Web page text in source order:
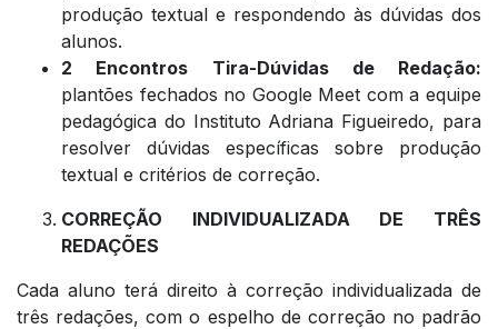
produção textual e respondendo às dúvidas dos
alunos.
2 Encontros Tira-Dúvidas de Redação:
plantões fechados no Google Meet com a equipe
pedagógica do Instituto Adriana Figueiredo, para
resolver dúvidas específicas sobre produção
textual e critérios de correção.
CORREÇÃO INDIVIDUALIZADA DE TRÊS
REDAÇÕES
Cada aluno terá direito à correção individualizada de
três redações, com o espelho de correção no padrão